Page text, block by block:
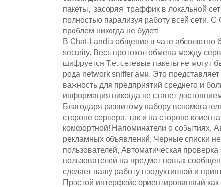
пакеты, 'засоряя' траффик в локальной
полностью парализуя работу всей сети. С
проблем никогда не будет!
В Chat-Landia общение в чате абсолютно
security. Весь протокол обмена между
шифруется Т.е. сетевые пакеты не могут
рода network sniffer'ами. Это представляет
важность для предприятий среднего и
информация никогда не станет
Благодаря развитому набору
стороне сервера, так и на стороне
комфортной! Напоминатели о событиях,
рекламных объявлений, Черные списки
пользователей, Автоматическая
пользователей на предмет новых
сделает вашу работу продуктивной и
Простой интерфейс ориентированный